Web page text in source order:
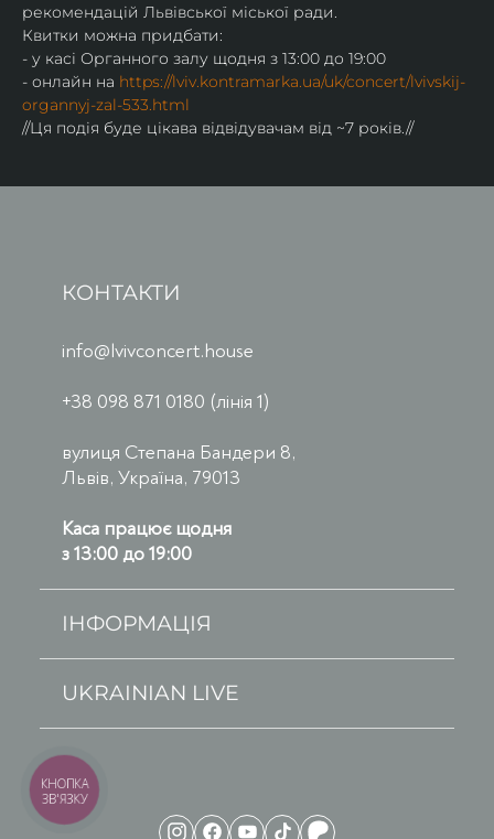
рекомендацій Львівської міської ради.
Квитки можна придбати:
- у касі Органного залу щодня з 13:00 до 19:00
- онлайн на https://lviv.kontramarka.ua/uk/concert/lvivskij-
organnyj-zal-533.html
//Ця подія буде цікава відвідувачам від ~7 років.//
КОНТАКТИ
info@lvivconcert.house
+38 098 871 0180 (лінія 1)
вулиця Степана Бандери 8,
Львів, Україна, 79013
Каса працює щодня
з 13:00 до 19:00
ІНФОРМАЦІЯ
UKRAINIAN LIVE
КНОПКА
ЗВ'ЯЗКУ